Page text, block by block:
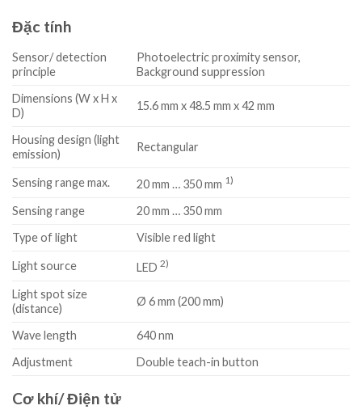
Đặc tính
Sensor/ detection
principle
Photoelectric proximity sensor,
Background suppression
Dimensions (W x H x
D)
15.6 mm x 48.5 mm x 42 mm
Housing design (light
emission)
Rectangular
Sensing range max. 20 mm … 350 mm 1)
Sensing range
20 mm … 350 mm
Type of light
Visible red light
Light source LED2)
Light spot size
(distance)
Ø 6 mm (200 mm)
Wave length
640 nm
Adjustment
Double teach-in button
Cơ khí/ Điện tử